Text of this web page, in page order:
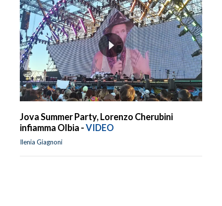
Jova Summer Party, Lorenzo Cherubini
infiamma Olbia -VIDEO
Ilenia Giagnoni